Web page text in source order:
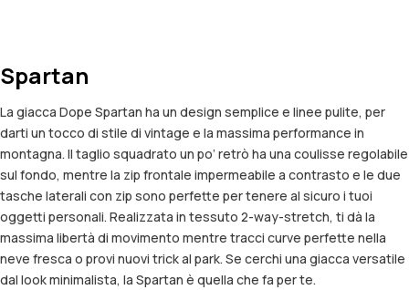
Spartan
La giacca Dope Spartan ha un design semplice e linee pulite, per
darti un tocco di stile di vintage e la massima performance in
montagna. Il taglio squadrato un po’ retrò ha una coulisse regolabile
sul fondo, mentre la zip frontale impermeabile a contrasto e le due
tasche laterali con zip sono perfette per tenere al sicuro i tuoi
oggetti personali. Realizzata in tessuto 2-way-stretch, ti dà la
massima libertà di movimento mentre tracci curve perfette nella
neve fresca o provi nuovi trick al park. Se cerchi una giacca versatile
dal look minimalista, la Spartan è quella che fa per te.